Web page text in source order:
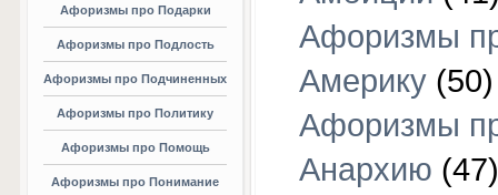
Афоризмы про Подарки
Афоризмы про Подлость
Афоризмы про Подчиненных
Афоризмы про Политику
Афоризмы про Помощь
Афоризмы про Понимание
Афоризмы
Америку (50)
Афоризмы
Анархию (47)